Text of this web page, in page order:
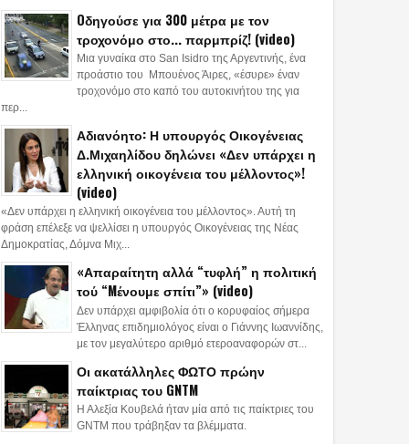
Oδηγούσε για 300 μέτρα με τον
τροχονόμο στο... παρμπρίζ! (video)
Μια γυναίκα στο San Isidro της Αργεντινής, ένα
προάστιο του Μπουένος Άιρες, «έσυρε» έναν
τροχονόμο στο καπό του αυτοκινήτου της για
περ...
Αδιανόητο: Η υπουργός Οικογένειας
Δ.Μιχαηλίδου δηλώνει «Δεν υπάρχει η
ελληνική οικογένεια του μέλλοντος»!
(video)
«Δεν υπάρχει η ελληνική οικογένεια του μέλλοντος». Αυτή τη
φράση επέλεξε να ψελλίσει η υπουργός Οικογένειας της Νέας
Δημοκρατίας, Δόμνα Μιχ...
«Απαραίτητη αλλά “τυφλή” η πολιτική
τού “Mένουμε σπίτι”» (video)
Δεν υπάρχει αμφιβολία ότι ο κορυφαίος σήμερα
Έλληνας επιδημιολόγος είναι ο Γιάννης Ιωαννίδης,
με τον μεγαλύτερο αριθμό ετεροαναφορών στ...
Οι ακατάλληλες ΦΩΤΟ πρώην
παίκτριας του GNTM
Η Αλεξία Κουβελά ήταν μία από τις παίκτριες του
GNTM που τράβηξαν τα βλέμματα.